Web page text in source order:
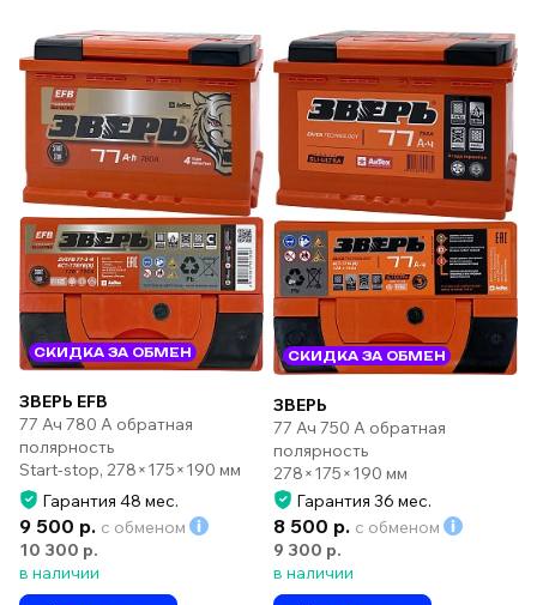
СКИДКА ЗА ОБМЕН
ЗВЕРЬ EFB
77 Ач 780 А обратная
полярность
Start-stop, 278×175×190 мм
Гарантия 48 мес.
9 500 р. с обменом
10 300 р.
в наличии
СКИДКА ЗА ОБМЕН
ЗВЕРЬ
77 Ач 750 А обратная
полярность
278×175×190 мм
Гарантия 36 мес.
8 500 р. с обменом
9 300 р.
в наличии